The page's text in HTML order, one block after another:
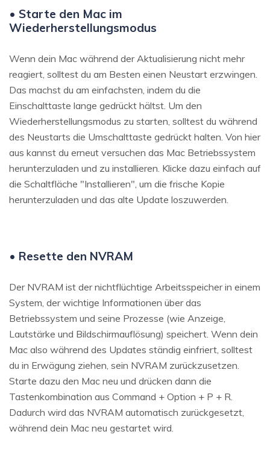
• Starte den Mac im
Wiederherstellungsmodus
Wenn dein Mac während der Aktualisierung nicht mehr
reagiert, solltest du am Besten einen Neustart erzwingen.
Das machst du am einfachsten, indem du die
Einschalttaste lange gedrückt hältst. Um den
Wiederherstellungsmodus zu starten, solltest du während
des Neustarts die Umschalttaste gedrückt halten. Von hier
aus kannst du erneut versuchen das Mac Betriebssystem
herunterzuladen und zu installieren. Klicke dazu einfach auf
die Schaltfläche "Installieren", um die frische Kopie
herunterzuladen und das alte Update loszuwerden.
• Resette den NVRAM
Der NVRAM ist der nichtflüchtige Arbeitsspeicher in einem
System, der wichtige Informationen über das
Betriebssystem und seine Prozesse (wie Anzeige,
Lautstärke und Bildschirmauflösung) speichert. Wenn dein
Mac also während des Updates ständig einfriert, solltest
du in Erwägung ziehen, sein NVRAM zurückzusetzen.
Starte dazu den Mac neu und drücken dann die
Tastenkombination aus Command + Option + P + R.
Dadurch wird das NVRAM automatisch zurückgesetzt,
während dein Mac neu gestartet wird.